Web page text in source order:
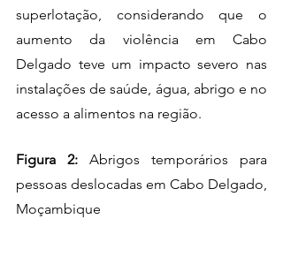
superlotação, considerando que o
aumento da violência em Cabo
Delgado teve um impacto severo nas
instalações de saúde, água, abrigo e no
acesso a alimentos na região.
Figura 2: Abrigos temporários para
pessoas deslocadas em Cabo Delgado,
Moçambique